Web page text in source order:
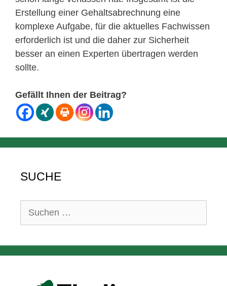
Erstellung einer Gehaltsabrechnung eine
komplexe Aufgabe, für die aktuelles Fachwissen
erforderlich ist und die daher zur Sicherheit
besser an einen Experten übertragen werden
sollte.
Gefällt Ihnen der Beitrag?
SUCHE
Suchen